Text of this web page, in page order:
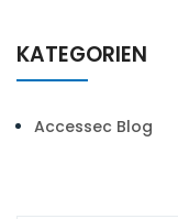
KATEGORIEN
Accessec Blog